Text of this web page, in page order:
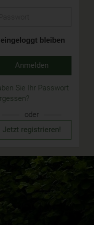
eingeloggt bleiben
Anmelden
Sie Ihr Passwort
oder
Jetzt registrieren!